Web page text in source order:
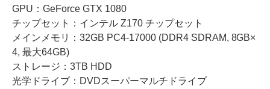
GPU：GeForce GTX 1080
チップセット：インテル Z170 チップセット
メインメモリ：32GB PC4-17000 (DDR4 SDRAM, 8GB×
4, 最大64GB)
ストレージ：3TB HDD
光学ドライブ：DVDスーパーマルチドライブ